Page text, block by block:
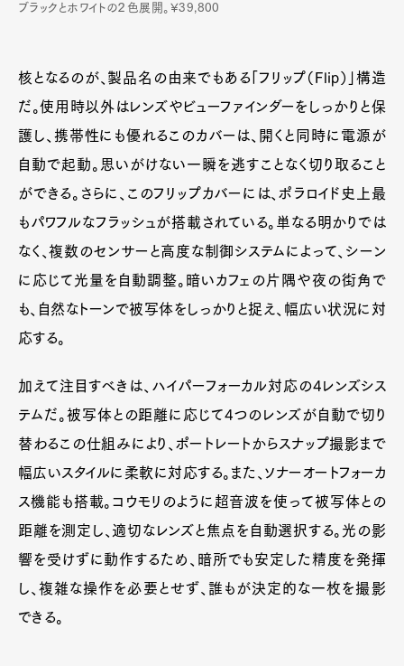
ブラックとホワイトの２色展開。¥39,800
核となるのが、製品名の由来でもある「フリップ（Flip）」構造
だ。使用時以外はレンズやビューファインダーをしっかりと保
護し、携帯性にも優れるこのカバーは、開くと同時に電源が
自動で起動。思いがけない一瞬を逃すことなく切り取ること
ができる。さらに、このフリップカバーには、ポラロイド史上最
もパワフルなフラッシュが搭載されている。単なる明かりでは
なく、複数のセンサーと高度な制御システムによって、シーン
に応じて光量を自動調整。暗いカフェの片隅や夜の街角で
も、自然なトーンで被写体をしっかりと捉え、幅広い状況に対
応する。
加えて注目すべきは、ハイパーフォーカル対応の4レンズシス
テムだ。被写体との距離に応じて4つのレンズが自動で切り
替わるこの仕組みにより、ポートレートからスナップ撮影まで
幅広いスタイルに柔軟に対応する。また、ソナーオートフォーカ
ス機能も搭載。コウモリのように超音波を使って被写体との
距離を測定し、適切なレンズと焦点を自動選択する。光の影
響を受けずに動作するため、暗所でも安定した精度を発揮
し、複雑な操作を必要とせず、誰もが決定的な一枚を撮影
できる。